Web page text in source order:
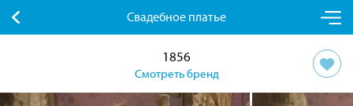
Свадебное платье
1856
Смотреть бренд